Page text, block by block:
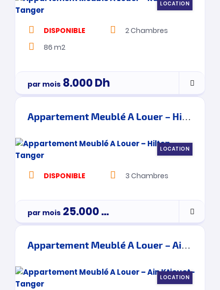
LOCATION
DISPONIBLE 2Chambres
86 m2
par mois 8.000Dh
Appartement Meublé A Louer – Hilton – Tanger
LOCATION
DISPONIBLE 3 Chambres
par mois 25.000Dh
Appartement Meublé A Louer – Ain Ktiouet- Tanger
LOCATION